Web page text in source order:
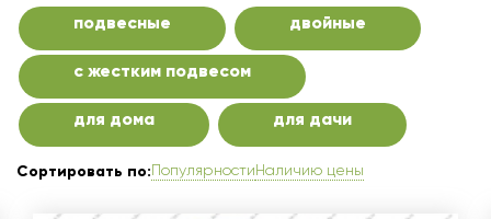
подвесные двойные
с жестким подвесом
для дома для дачи
Сортировать по:ПопулярностиНаличию цены